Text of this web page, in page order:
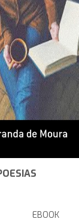
EBOOK